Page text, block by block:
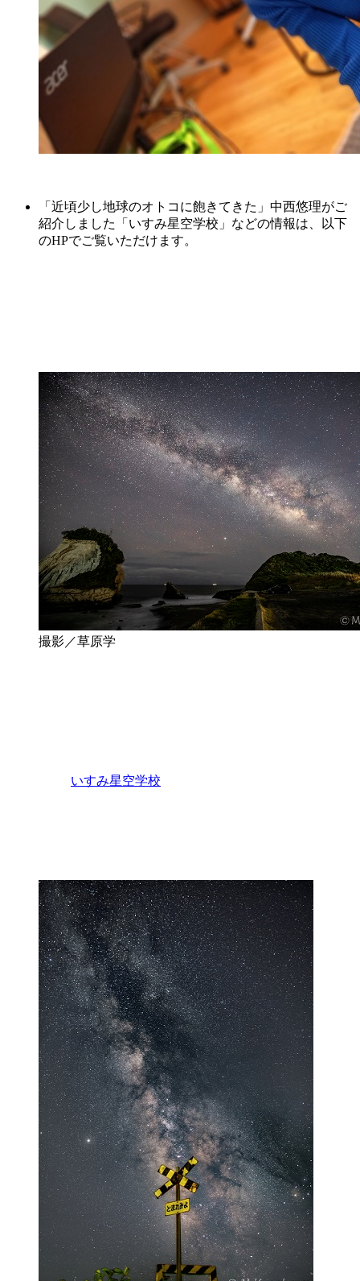
「近頃少し地球のオトコに飽きてきた」中西悠理がご
紹介しました「いすみ星空学校」などの情報は、以下
のHPでご覧いただけます。
撮影／草原学
いすみ星空学校